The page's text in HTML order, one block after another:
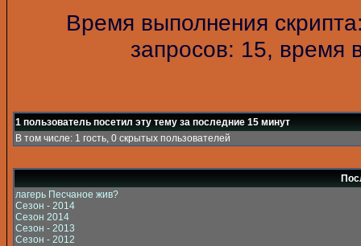
Время выполнения
запросов: 15, время
1 пользователь посетил эту тему за последние 15 минут
В том числе: 1 гость, 0 скрытых пользователей
лагерь Песчаное жив?
Сезон - 2014
Сезон 2014
Сезон - 2013
Сезон - 2012